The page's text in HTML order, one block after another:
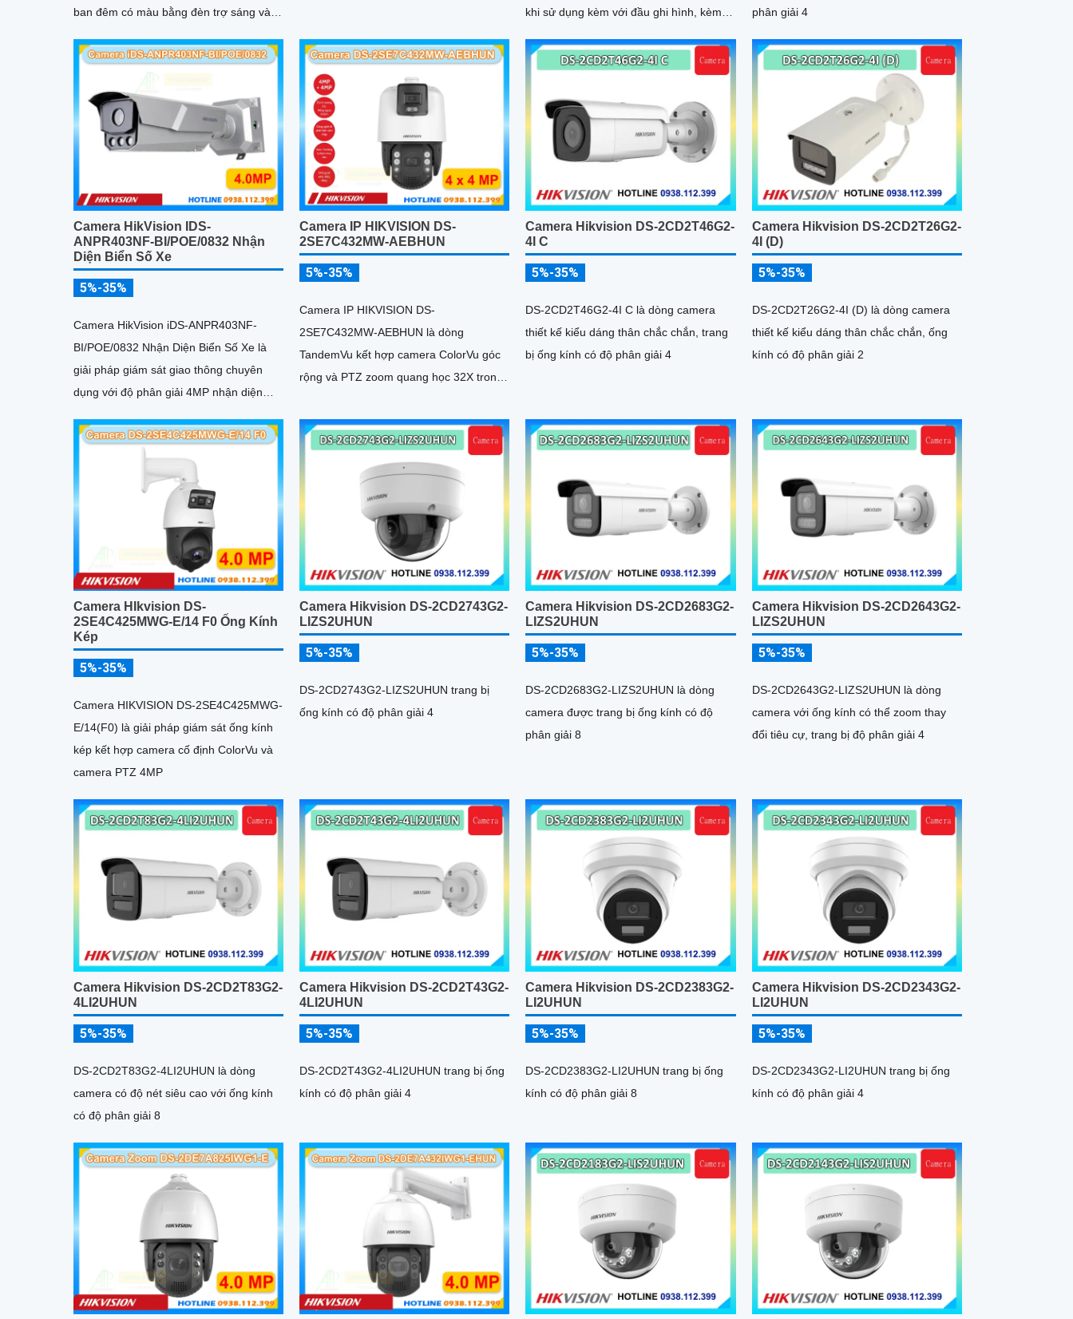
ban đêm có màu bằng đèn trợ sáng và
tính năng AI giúp nhận diện người và
khi sử dụng kèm với đầu ghi hình, kèm
130dB, trang bị micro kép và loa hỗ trợ
phân giải 4
Camera HikVision IDS-
ANPR403NF-BI/POE/0832 Nhận
Diện Biển Số Xe
5%-35%
Camera HikVision iDS-ANPR403NF-
BI/POE/0832 Nhận Diện Biển Số Xe là
giải pháp giám sát giao thông chuyên
dụng với độ phân giải 4MP nhận diện
120km/h cảm biến 1/1
Camera IP HIKVISION DS-
2SE7C432MW-AEBHUN
5%-35%
Camera IP HIKVISION DS-
2SE7C432MW-AEBHUN là dòng
TandemVu kết hợp camera ColorVu góc
rộng và PTZ zoom quang học 32X trong
hồng ngoại 200m chuẩn nén H
Camera Hikvision DS-2CD2T46G2-
4I C
5%-35%
DS-2CD2T46G2-4I C là dòng camera
thiết kế kiểu dáng thân chắc chắn, trang
bị ống kính có độ phân giải 4
Camera Hikvision DS-2CD2T26G2-
4I (D)
5%-35%
DS-2CD2T26G2-4I (D) là dòng camera
thiết kế kiểu dáng thân chắc chắn, ống
kính có độ phân giải 2
Camera HIkvision DS-
2SE4C425MWG-E/14 F0 Ống Kính
Kép
5%-35%
Camera HIKVISION DS-2SE4C425MWG-
E/14(F0) là giải pháp giám sát ống kính
kép kết hợp camera cố định ColorVu và
camera PTZ 4MP
Camera Hikvision DS-2CD2743G2-
LIZS2UHUN
5%-35%
DS-2CD2743G2-LIZS2UHUN trang bị
ống kính có độ phân giải 4
Camera Hikvision DS-2CD2683G2-
LIZS2UHUN
5%-35%
DS-2CD2683G2-LIZS2UHUN là dòng
camera được trang bị ống kính có độ
phân giải 8
Camera Hikvision DS-2CD2643G2-
LIZS2UHUN
5%-35%
DS-2CD2643G2-LIZS2UHUN là dòng
camera với ống kính có thể zoom thay
đổi tiêu cự, trang bị độ phân giải 4
Camera Hikvision DS-2CD2T83G2-
4LI2UHUN
5%-35%
DS-2CD2T83G2-4LI2UHUN là dòng
camera có độ nét siêu cao với ống kính
có độ phân giải 8
Camera Hikvision DS-2CD2T43G2-
4LI2UHUN
5%-35%
DS-2CD2T43G2-4LI2UHUN trang bị ống
kính có độ phân giải 4
Camera Hikvision DS-2CD2383G2-
LI2UHUN
5%-35%
DS-2CD2383G2-LI2UHUN trang bị ống
kính có độ phân giải 8
Camera Hikvision DS-2CD2343G2-
LI2UHUN
5%-35%
DS-2CD2343G2-LI2UHUN trang bị ống
kính có độ phân giải 4